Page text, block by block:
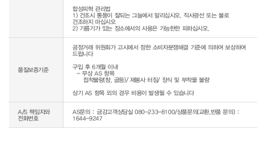
합성피혁 관리법
1) 건조시 통풍이 잘되는 그늘에서 말리십시오. 직사광선 또는 불로
건조하지 마십시오
품질보증기준
공정거래 위원회가 고시에서 정한 소비자분쟁해결 기준에 의하여 보상하여
드립니다
구입 후 6개월 이내
  - 무상 AS 항목
상기 AS 항목 외의 경우 비용이 발생될 수 있습니다
A/S 책임자와
전화번호
AS문의 : 금강고객상담실 080-233-8100/상품문의(교환,반품 문의) :
1644-9247